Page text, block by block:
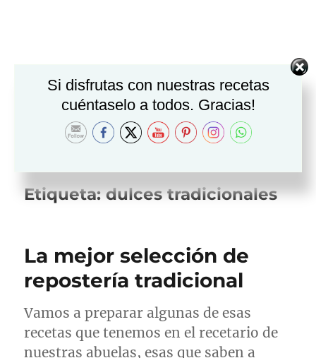
Etiqueta:dulces tradicionales
La mejor selección de
repostería tradicional
Vamos a preparar algunas de esas
recetas que tenemos en el recetario de
nuestras abuelas, esas que saben a
Si disfrutas con nuestras recetas
cuéntaselo a todos. Gracias!